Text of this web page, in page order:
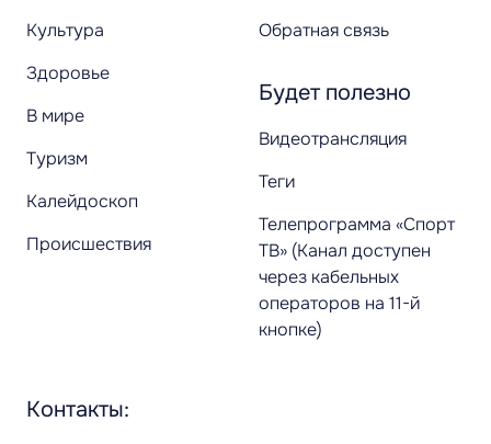
Культура
Здоровье
В мире
Туризм
Калейдоскоп
Происшествия
Обратная связь
Будет полезно
Видеотрансляция
Теги
Телепрограмма «Спорт
ТВ» (Канал доступен
через кабельных
операторов на 11-й
кнопке)
Контакты: